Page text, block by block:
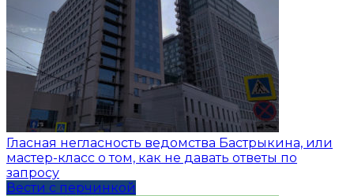
Гласная негласность ведомства Бастрыкина, или
мастер-класс о том, как не давать ответы по
запросу
Вести с перчинкой